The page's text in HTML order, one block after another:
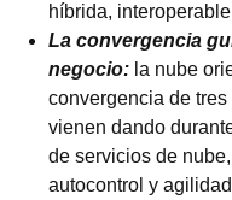
híbrida,
La convergencia
negocio: la nube
convergencia de
vienen dando
de servicios de
autocontrol y